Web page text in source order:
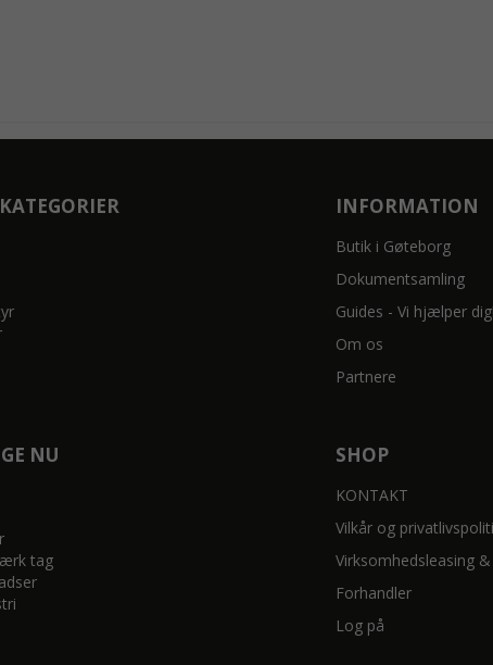
INFORMATION
Butik i Gøteborg
Dokumentsamling
Guides - Vi hjælper dig!
Om os
Partnere
NU
tag
SHOP
KONTAKT
Vilkår og
Virksomhedsleasing
Forhandler
Log på